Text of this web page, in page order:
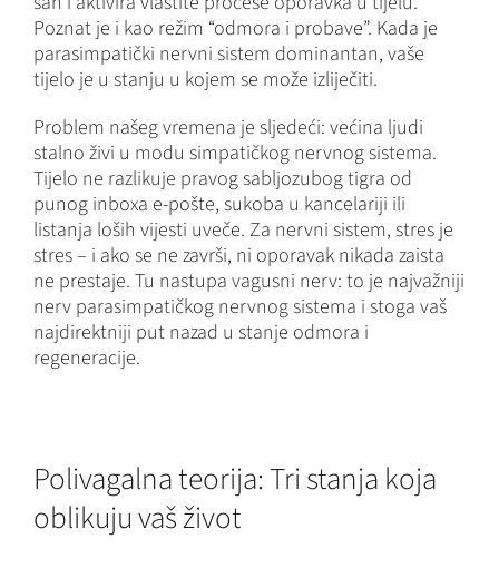
Poznat je i kao režim “odmora i probave”. Kada je
parasimpatički nervni sistem dominantan, vaše
tijelo je u stanju u kojem se može izliječiti.
Problem našeg vremena je sljedeći: većina ljudi
stalno živi u modu simpatičkog nervnog sistema.
Tijelo ne razlikuje pravog sabljozubog tigra od
punog inboxa e-pošte, sukoba u kancelariji ili
listanja loših vijesti uveče. Za nervni sistem, stres je
stres – i ako se ne završi, ni oporavak nikada zaista
ne prestaje. Tu nastupa vagusni nerv: to je najvažniji
nerv parasimpatičkog nervnog sistema i stoga vaš
najdirektniji put nazad u stanje odmora i
regeneracije.
Polivagalna teorija: Tri stanja koja
oblikuju vaš život